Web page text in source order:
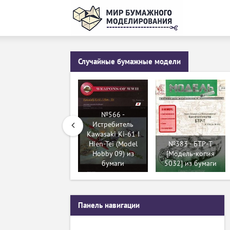
Случайные бумажные модели
№566 -
Истребитель
Kawasaki Ki-61 I
Hien-Tei (Model
Hobby 09) из
бумаги
№383 - БТР-T
[Модель-копия
5032] из бумаги
Панель навигации